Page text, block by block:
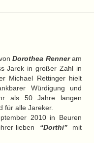
Dorothea Renneram
Jarek in großer Zahl in
Michael Rettinger hielt
Würdigung und
als 50 Jahre langen
für alle Jareker.
2010 in Beuren
lieben “Dorthi”mit